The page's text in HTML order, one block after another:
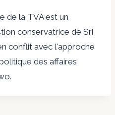
de la TVA est un
conservatrice de Sri
conflit avec l'approche
des affaires